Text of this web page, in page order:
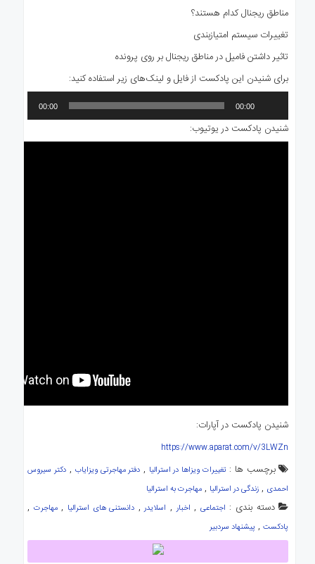
مناطق ریجنال کدام هستند؟
تغییرات سیستم امتیازبندی
تاثیر داشتن فامیل در مناطق ریجنال بر روی پرونده
برای شنیدن این پادکست از فایل و لینک‌های زیر استفاده کنید:
پخش‌کننده
صوت
00:00
00:00
شنیدن پادکست در یوتیوب:
شنیدن پادکست در آپارات:
https://www.aparat.com/v/3LWZn
برچسب ها : تغییرات ویزاها در استرالیا , دفتر مهاجرتی ویزایاب ,دکتر سیروس
احمدی , زندگی در استرالیا , مهاجرت به استرالیا
دسته بندی : اجتماعی , اخبار, اسلایدر, دانستنی های استرالیا ,مهاجرت ,
پادکست, پیشنهاد سردبیر